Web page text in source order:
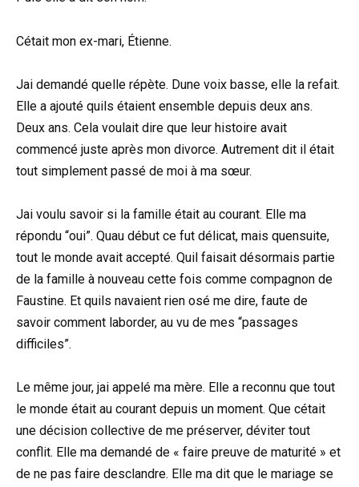
Cétait mon ex-mari, Étienne.
Jai demandé quelle répète. Dune voix basse, elle la refait.
Elle a ajouté quils étaient ensemble depuis deux ans.
Deux ans. Cela voulait dire que leur histoire avait
commencé juste après mon divorce. Autrement dit il était
tout simplement passé de moi à ma sœur.
Jai voulu savoir si la famille était au courant. Elle ma
répondu “oui”. Quau début ce fut délicat, mais quensuite,
tout le monde avait accepté. Quil faisait désormais partie
de la famille à nouveau cette fois comme compagnon de
Faustine. Et quils navaient rien osé me dire, faute de
savoir comment laborder, au vu de mes “passages
difficiles”.
Le même jour, jai appelé ma mère. Elle a reconnu que tout
le monde était au courant depuis un moment. Que cétait
une décision collective de me préserver, déviter tout
conflit. Elle ma demandé de « faire preuve de maturité » et
de ne pas faire desclandre. Elle ma dit que le mariage se